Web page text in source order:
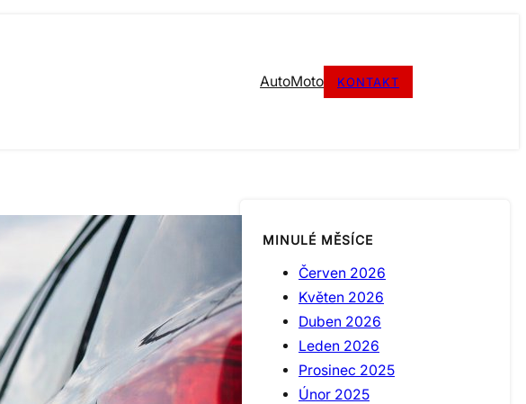
AutoMoto KONTAKT
MINULÉ MĚSÍCE
Červen 2026
Květen 2026
Duben 2026
Leden 2026
Prosinec 2025
Únor 2025